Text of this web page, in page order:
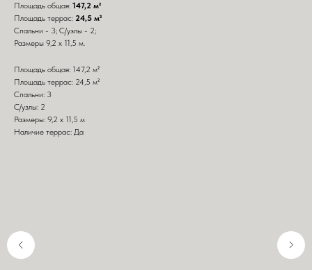
Площадь общая: 147,2 м²
Площадь террас: 24,5 м²
Спальни - 3; С/узлы - 2;
Размеры 9,2 х 11,5 м.
Площадь общая: 147,2 м²
Площадь террас: 24,5 м²
Спальни: 3
С/узлы: 2
Размеры: 9,2 х 11,5 м
Наличие террас: Да